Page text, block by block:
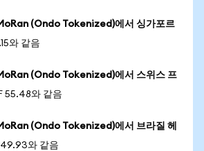
(Ondo Tokenized)에서 싱가포르
와 같음
(Ondo Tokenized)에서 스위스 프
55.48와 같음
(Ondo Tokenized)에서 브라질 헤
와 같음